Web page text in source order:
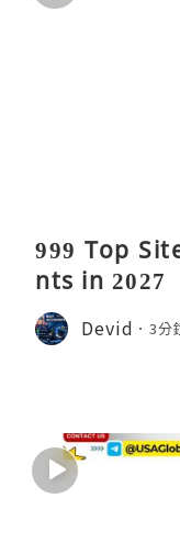
999 Top
nts in 2027
Devid 3分